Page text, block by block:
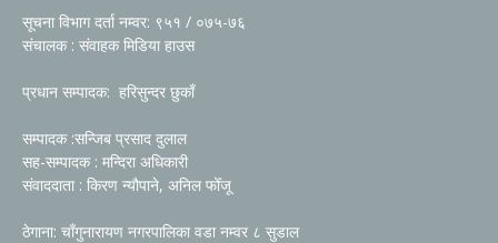
सूचना विभाग दर्ता नम्वर: ९५१ / ०७५-७६
संचालक : संवाहक मिडिया हाउस
प्रधान सम्पादक: हरिसुन्दर छुकाँ
सम्पादक :सन्जिब प्रसाद दुलाल
सह-सम्पादक : मन्दिरा अधिकारी
संवाददाता : किरण न्यौपाने, अनिल फोँजू
ठेगाना: चाँगुनारायण नगरपालिका वडा नम्वर ८ सुडाल